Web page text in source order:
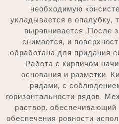
необходимую
укладывается в опалубку,
выравнивается. После
снимается, и
обработана для придания
Работа с кирпичом
основания и разметки.
рядами, с
горизонтальности рядов.
раствор,
обеспечения ровности